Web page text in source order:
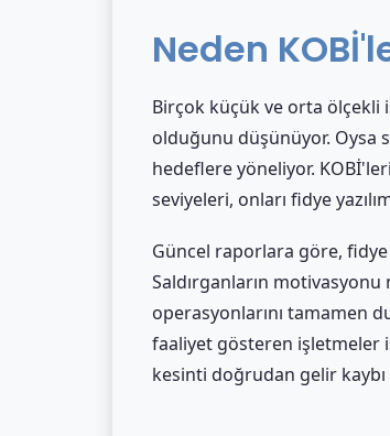
Neden
Birçok küçük ve orta ölçekli
olduğunu düşünüyor. Oysa
hedeflere yöneliyor.
seviyeleri, onları fidye
Güncel raporlara göre, fidye
Saldırganların
operasyonlarını tamamen
faaliyet gösteren işletmeler
kesinti doğrudan gelir kaybı